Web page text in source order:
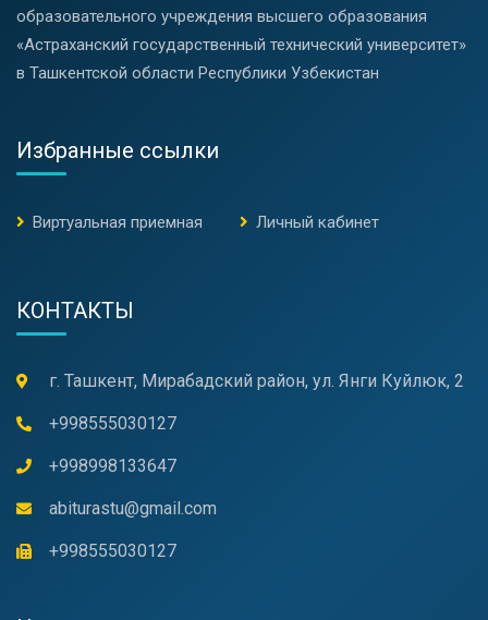
образовательного учреждения высшего образования
«Астраханский государственный технический университет»
в Ташкентской области Республики Узбекистан
Избранные ссылки
Виртуальная приемная Личный кабинет
КОНТАКТЫ
г. Ташкент, Мирабадский район, ул. Янги Куйлюк, 2
+998555030127
+998998133647
abiturastu@gmail.com
+998555030127